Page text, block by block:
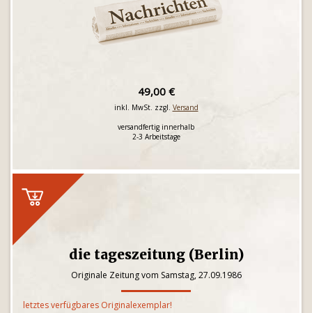
49,00 €
inkl. MwSt. zzgl. Versand
versandfertig innerhalb
2-3 Arbeitstage
die tageszeitung (Berlin)
Originale Zeitung vom Samstag, 27.09.1986
letztes verfügbares Originalexemplar!